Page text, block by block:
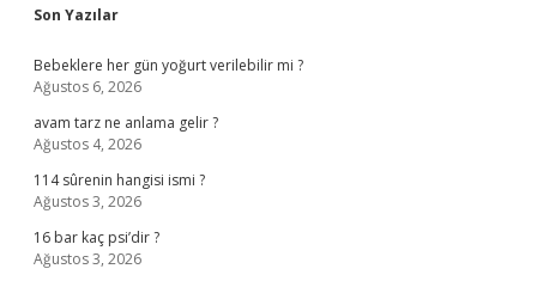
Sidebar
Son Yazılar
Bebeklere her gün yoğurt verilebilir mi ?
Ağustos 6, 2026
avam tarz ne anlama gelir ?
Ağustos 4, 2026
114 sûrenin hangisi ismi ?
Ağustos 3, 2026
16 bar kaç psi’dir ?
Ağustos 3, 2026